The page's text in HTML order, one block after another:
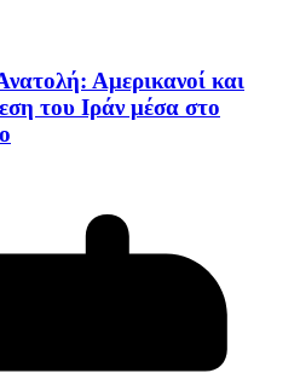
Αμερικανοί και
του Ιράν μέσα στο